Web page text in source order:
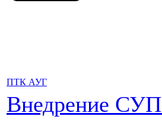
ПТК АУГ
Внедрение СУП